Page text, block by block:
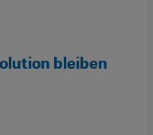
bleiben